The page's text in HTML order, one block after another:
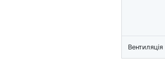
Вентиляція